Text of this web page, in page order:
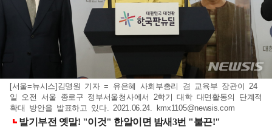
[서울=뉴시스]김명원 기자 = 유은혜 사회부총리 겸 교육부 장관이 24
일 오전 서울 종로구 정부서울청사에서 2학기 대학 대면활동의 단계적
확대 방안을 발표하고 있다. 2021.06.24.
kmx1105@newsis.com